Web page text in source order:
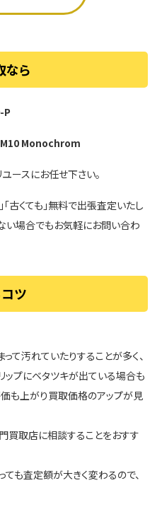
なら
P
M10 Monochrom
ースにお任せ下さい。
「古くても」無料で出張査定いたし
い場合でもお気軽にお問い合わ
ツ
て汚れていたりすることが多く、
ップにベタツキが出ている場合も
価も上がり買取価格のアップが見
買取店に相談することをおすす
も査定額が大きく変わるので、